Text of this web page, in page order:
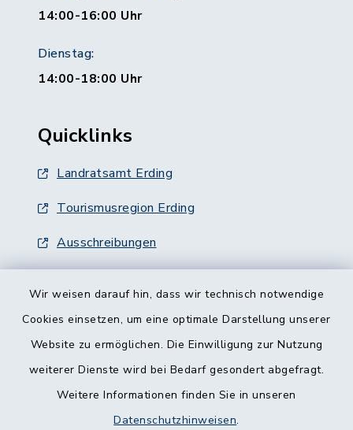
Wir weisen darauf hin, dass wir technisch notwendige
Cookies einsetzen, um eine optimale Darstellung unserer
Website zu ermöglichen. Die Einwilligung zur Nutzung
weiterer Dienste wird bei Bedarf gesondert abgefragt.
Weitere Informationen finden Sie in unseren
Datenschutzhinweisen.
14:00-16:00 Uhr
Dienstag:
14:00-18:00 Uhr
Quicklinks
Landratsamt Erding
Tourismusregion Erding
Ausschreibungen
Barrierefreiheit